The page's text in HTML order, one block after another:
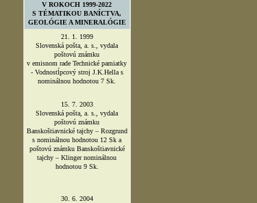
V ROKOCH 1999-2022
S TÉMATIKOU BANÍCTVA,
GEOLÓGIE A MINERALÓGIE
21. 1. 1999
Slovenská pošta, a. s., vydala
poštovú známku
v emisnom rade Technické pamiatky
- Vodnostĺpcový stroj J.K.Hella s
nominálnou hodnotou 7 Sk.
15. 7. 2003
Slovenská pošta, a. s., vydala
poštovú známku
Banskoštiavnické tajchy – Rozgrund
s nominálnou hodnotou 12 Sk a
poštovú známku Banskoštiavnické
tajchy – Klinger nominálnou
hodnotou 9 Sk.
30. 6. 2004